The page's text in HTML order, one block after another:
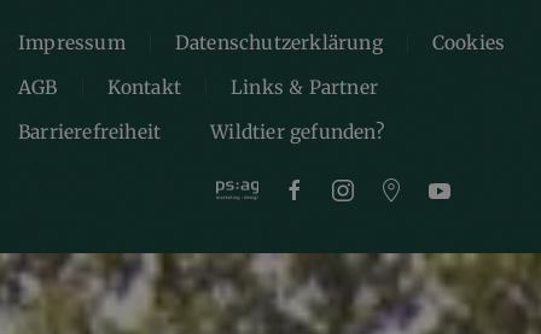
Impressum Datenschutzerklärung
Cookies
AGB
Kontakt
Links & Partner
Barrierefreiheit
Wildtier gefunden?